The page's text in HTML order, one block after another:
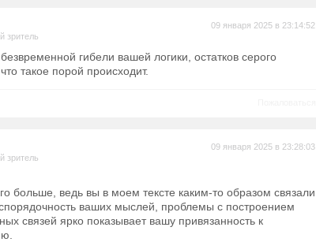
зритель
09 января 2025 в 23:14:52
гибели вашей логики, остатков серого
такое порой происходит.
зритель
09 января 2025 в 23:28:03
больше, ведь вы в моем тексте каким-то образом связали
ваших мыслей, проблемы с построением
связей ярко показывает вашу привязанность к